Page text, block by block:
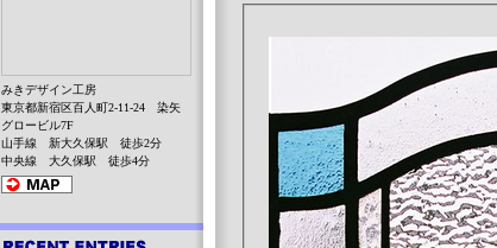
みきデザイン工房
東京都新宿区百人町2-11-24 染矢
グロービル7F
山手線 新大久保駅 徒歩2分
中央線 大久保駅 徒歩4分